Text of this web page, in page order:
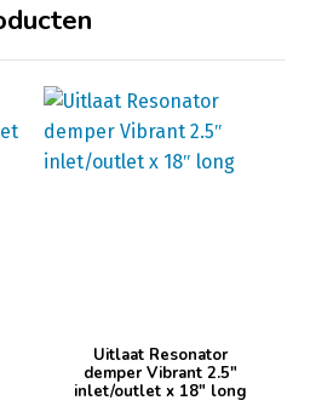
Uitlaat Resonator
demper Vibrant 2.5″
inlet/outlet x 18″ long